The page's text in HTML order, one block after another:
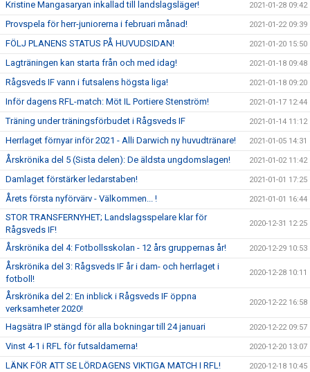
Kristine Mangasaryan inkallad till landslagsläger! 2021-01-28 09:42
Provspela för herr-juniorerna i februari månad! 2021-01-22 09:39
FÖLJ PLANENS STATUS PÅ HUVUDSIDAN! 2021-01-20 15:50
Lagträningen kan starta från och med idag! 2021-01-18 09:48
Rågsveds IF vann i futsalens högsta liga! 2021-01-18 09:20
Inför dagens RFL-match: Möt IL Portiere Stenström! 2021-01-17 12:44
Träning under träningsförbudet i Rågsveds IF 2021-01-14 11:12
Herrlaget förnyar inför 2021 - Alli Darwich ny huvudtränare! 2021-01-05 14:31
Årskrönika del 5 (Sista delen): De äldsta ungdomslagen! 2021-01-02 11:42
Damlaget förstärker ledarstaben! 2021-01-01 17:25
Årets första nyförvärv - Välkommen... ! 2021-01-01 16:44
STOR TRANSFERNYHET; Landslagsspelare klar för
Rågsveds IF!
2020-12-31 12:25
Årskrönika del 4: Fotbollsskolan - 12 års gruppernas år! 2020-12-29 10:53
Årskrönika del 3: Rågsveds IF år i dam- och herrlaget i
fotboll!
2020-12-28 10:11
Årskrönika del 2: En inblick i Rågsveds IF öppna
verksamheter 2020!
2020-12-22 16:58
Hagsätra IP stängd för alla bokningar till 24 januari 2020-12-22 09:57
Vinst 4-1 i RFL för futsaldamerna! 2020-12-20 13:07
LÄNK FÖR ATT SE LÖRDAGENS VIKTIGA MATCH I RFL! 2020-12-18 10:45